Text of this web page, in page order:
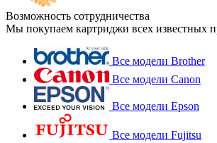
Возможность сотрудничества
Мы покупаем картриджи всех известных
Все модели Brother
Все модели Canon
Все модели Epson
Все модели Fujitsu